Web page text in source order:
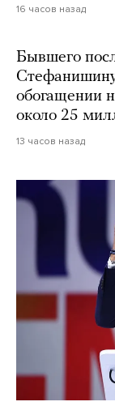
16 часов назад
Бывшего
обогащении
около 25
13 часов назад